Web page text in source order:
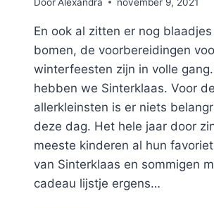
En ook al zitten er nog
bomen, de voorbereidingen
winterfeesten zijn in volle
hebben we Sinterklaas. Voor de
allerkleinsten is er niets
deze dag. Het hele jaar door
meeste kinderen al hun
van Sinterklaas en sommigen
cadeau lijstje ergens…